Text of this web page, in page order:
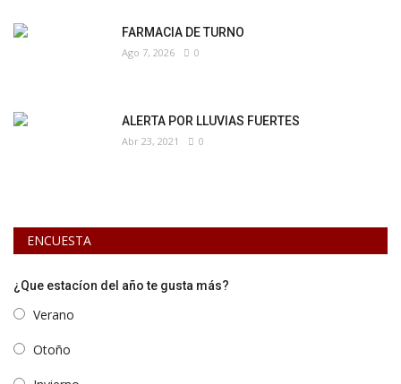
FARMACIA DE TURNO
Ago 7, 2026 0
ALERTA POR LLUVIAS FUERTES
Abr 23, 2021 0
ENCUESTA
¿Que estacíon del año te gusta más?
Verano
Otoño